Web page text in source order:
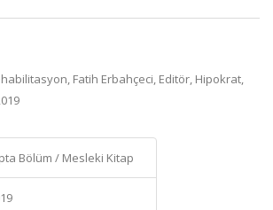
Fatih Erbahçeci, Editör, Hipokrat,
Bölüm / Mesleki Kitap